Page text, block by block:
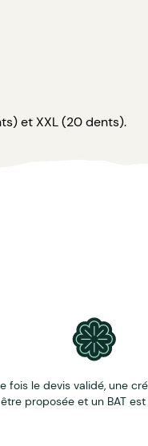
et XXL (20 dents).
fois le devis validé, une
être proposée et un BAT est